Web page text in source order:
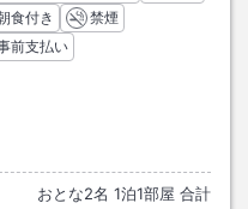
食付き
禁煙
前支払い
おとな2名 1泊1部屋 合計